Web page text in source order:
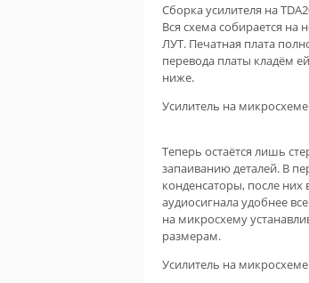
Сборка усилителя на
Вся схема собирается
ЛУТ. Печатная плата
перевода платы кладём
ниже.
Усилитель на
Теперь остаётся лишь
запаиванию деталей. В
конденсаторы, после
аудиосигнала удобнее
на микросхему
размерам.
Усилитель на микросхеме